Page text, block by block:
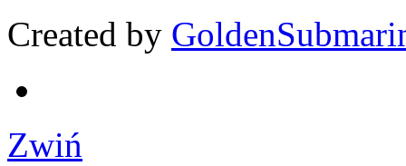
Created by
Zwiń